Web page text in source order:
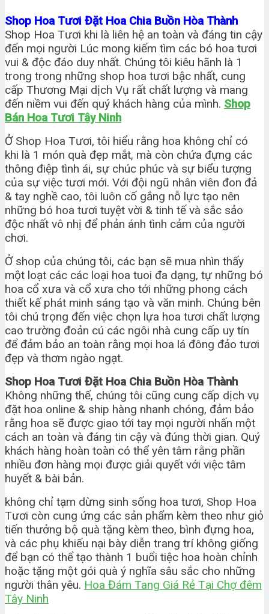
Shop Hoa Tươi Đặt Hoa Chia Buồn Hòa Thành
Shop Hoa Tươi khi là liên hệ an toàn và đáng tin cậy
đến mọi người Lúc mong kiếm tìm các bó hoa tươi
vui & độc đáo duy nhất. Chúng tôi kiêu hãnh là 1
trong trong những shop hoa tươi bậc nhất, cung
cấp Thương Mại dịch Vụ rất chất lượng và mang
đến niềm vui đến quý khách hàng của mình. Shop
Bán Hoa Tươi Tây Ninh
Ở Shop Hoa Tươi, tôi hiểu rằng hoa không chỉ có
khi là 1 món quà đẹp mắt, mà còn chứa đựng các
thông điệp tình ái, sự chúc phúc và sự biểu tượng
của sự việc tươi mới. Với đội ngũ nhân viên đon đả
& tay nghề cao, tôi luôn cố gắng nỗ lực tạo nên
những bó hoa tươi tuyệt vời & tinh tế và sắc sảo
độc nhất vô nhị để phản ánh tình cảm của người
chơi.
Ở shop của chúng tôi, các bạn sẽ mua nhìn thấy
một loạt các các loại hoa tuoi đa dạng, tự những bó
hoa cổ xưa và cổ xưa cho tới những phong cách
thiết kế phát minh sáng tạo và văn minh. Chúng bên
tôi chú trọng đến việc chọn lựa hoa tươi chất lượng
cao trường đoản cú các ngôi nhà cung cấp uy tín
để đảm bảo an toàn rằng mọi hoa lá đông đảo tươi
đẹp và thơm ngào ngạt.
Shop Hoa Tươi Đặt Hoa Chia Buồn Hòa Thành
Không những thế, chúng tôi cũng cung cấp dịch vụ
đặt hoa online & ship hàng nhanh chóng, đảm bảo
rằng hoa sẽ được giao tới tay mọi người nhấn một
cách an toàn và đáng tin cậy và đúng thời gian. Quý
khách hàng hoàn toàn có thể yên tâm rằng phần
nhiều đơn hàng mọi được giải quyết với việc tâm
huyết & bài bản.
không chỉ tạm dừng sinh sống hoa tươi, Shop Hoa
Tươi còn cung ứng các sản phẩm kèm theo như giỏ
tiến thưởng bộ quà tặng kèm theo, bình đựng hoa,
và các phụ khiếu nại bày diễn trang trí không giống
để bạn có thể tạo thành 1 buổi tiệc hoa hoàn chỉnh
hoặc tặng một gói quà ý nghĩa sâu sắc cho những
người thân yêu. Hoa Đám Tang Giá Rẻ Tại Chợ đêm
Tây Ninh